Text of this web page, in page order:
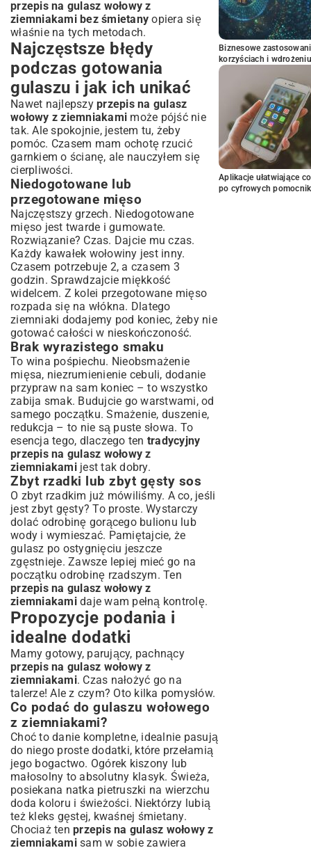
przepis na gulasz wołowy z
ziemniakami bez śmietany opiera się
właśnie na tych metodach.
Najczęstsze błędy
podczas gotowania
gulaszu i jak ich unikać
Nawet najlepszy przepis na gulasz
wołowy z ziemniakami może pójść nie
tak. Ale spokojnie, jestem tu, żeby
pomóc. Czasem mam ochotę rzucić
garnkiem o ścianę, ale nauczyłem się
cierpliwości.
Niedogotowane lub
przegotowane mięso
Najczęstszy grzech. Niedogotowane
mięso jest twarde i gumowate.
Rozwiązanie? Czas. Dajcie mu czas.
Każdy kawałek wołowiny jest inny.
Czasem potrzebuje 2, a czasem 3
godzin. Sprawdzajcie miękkość
widelcem. Z kolei przegotowane mięso
rozpada się na włókna. Dlatego
ziemniaki dodajemy pod koniec, żeby nie
gotować całości w nieskończoność.
Brak wyrazistego smaku
To wina pośpiechu. Nieobsmażenie
mięsa, niezrumienienie cebuli, dodanie
przypraw na sam koniec – to wszystko
zabija smak. Budujcie go warstwami, od
samego początku. Smażenie, duszenie,
redukcja – to nie są puste słowa. To
esencja tego, dlaczego ten tradycyjny
przepis na gulasz wołowy z
ziemniakamijest tak dobry.
Zbyt rzadki lub zbyt gęsty sos
O zbyt rzadkim już mówiliśmy. A co, jeśli
jest zbyt gęsty? To proste. Wystarczy
dolać odrobinę gorącego bulionu lub
wody i wymieszać. Pamiętajcie, że
gulasz po ostygnięciu jeszcze
zgęstnieje. Zawsze lepiej mieć go na
początku odrobinę rzadszym. Ten
przepis na gulasz wołowy z
ziemniakamidaje wam pełną kontrolę.
Propozycje podania i
idealne dodatki
Mamy gotowy, parujący, pachnący
przepis na gulasz wołowy z
ziemniakami. Czas nałożyć go na
talerze! Ale z czym? Oto kilka pomysłów.
Co podać do gulaszu wołowego
z ziemniakami?
Choć to danie kompletne, idealnie pasują
do niego proste dodatki, które przełamią
jego bogactwo. Ogórek kiszony lub
małosolny to absolutny klasyk. Świeża,
posiekana natka pietruszki na wierzchu
doda koloru i świeżości. Niektórzy lubią
też kleks gęstej, kwaśnej śmietany.
Chociaż ten przepis na gulasz wołowy z
ziemniakamisam w sobie zawiera
Biznesowe
korzyściach i wdrożeniu
Aplikacje ułatwiające
po cyfrowych